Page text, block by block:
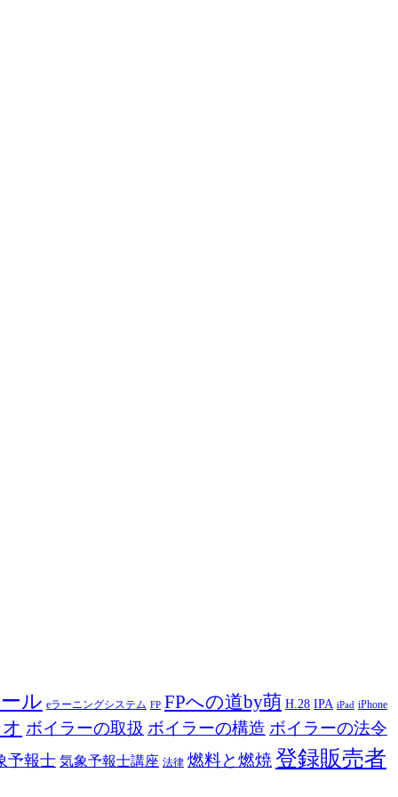
ル eラーニングシステム FP FPへの道by萌 H.28 IPA iPad iPhone
ボイラーの取扱 ボイラーの構造 ボイラーの法令
予報士 気象予報士講座 法律 燃料と燃焼登録販売者